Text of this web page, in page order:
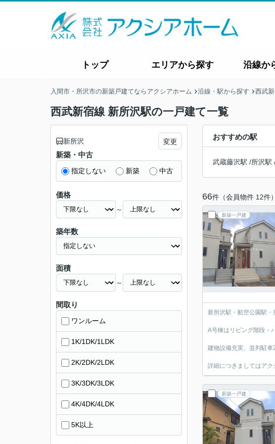
トップ エリアから探す 沿線か
入間市・所沢市の新築戸建てならアクシアホーム 沿線・駅から探す 西武
西武新宿線 新所沢駅の一戸建て一覧
おすすめの駅
武蔵藤沢駅 /所沢駅
66件（会員物件 12件）
新築一戸建
新所沢駅・航空公園駅・
A号棟はリビング階段・
建物設備充実、並列駐車
詳細につきましてはアク
新築一戸建
新所沢 変更
新築・中古
指定しない 新築 中古
価格
～
築年数
面積
～
間取り
ワンルーム
1K/1DK/1LDK
2K/2DK/2LDK
3K/3DK/3LDK
4K/4DK/4LDK
5K以上